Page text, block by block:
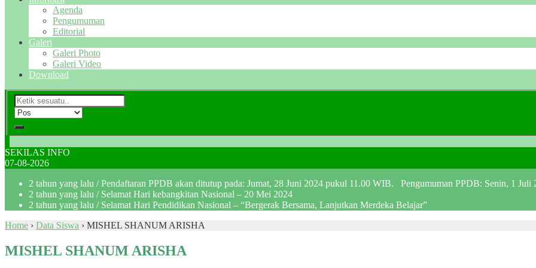
Agenda
Pengumuman
Editorial
Galeri
Galeri Photo
Galeri Video
Download
SEKILAS INFO
07-08-2026
2 tahun yang lalu / Pendaftaran PPDB akan ditutup pada: Jumat, 28 Juni 2024 pukul 11.00 WIB. Pengumuman PPDB: Senin, 1 Juli
2 tahun yang lalu / Selamat Hari kebangkitan Nasional – 20 Mei 2024
2 tahun yang lalu / Selamat Hari Pendidikan Nasional – “Bergerak Bersama, Lanjutkan Merdeka Belajar”
Home › Data Siswa › MISHEL SHANUM ARISHA
MISHEL SHANUM ARISHA